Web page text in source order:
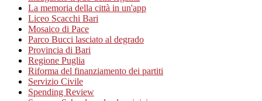
La memoria della città in un'app
Liceo Scacchi Bari
Mosaico di Pace
Parco Bucci lasciato al degrado
Provincia di Bari
Regione Puglia
Riforma del finanziamento dei partiti
Servizio Civile
Spending Review